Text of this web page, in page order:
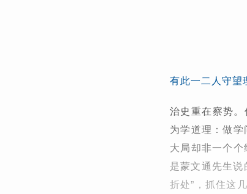
有此一二人守望
治史重在察势
为学道理：做
大局却非一个
是蒙文通先生说
折处”，抓住这